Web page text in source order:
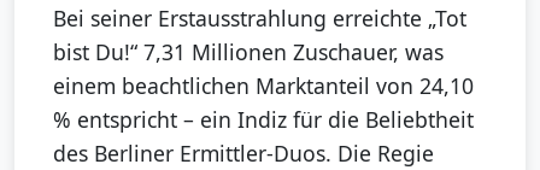
Bei seiner Erstausstrahlung erreichte „Tot
bist Du!“ 7,31 Millionen Zuschauer, was
einem beachtlichen Marktanteil von 24,10
% entspricht – ein Indiz für die Beliebtheit
des Berliner Ermittler-Duos. Die Regie